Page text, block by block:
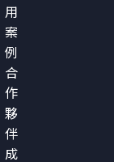
用
案
例
合
作
夥
伴
成